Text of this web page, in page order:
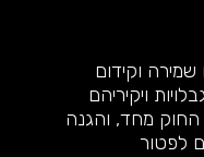
וקידום
ויקיריהם
מחד, והגנה
לפטור